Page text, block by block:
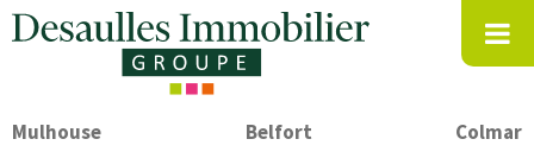
Mulhouse Belfort Colmar